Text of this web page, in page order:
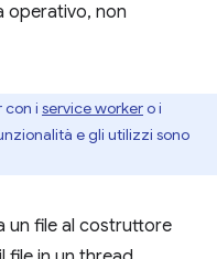
operativo, non
con i service workero i
e gli utilizzi sono
un file al costruttore